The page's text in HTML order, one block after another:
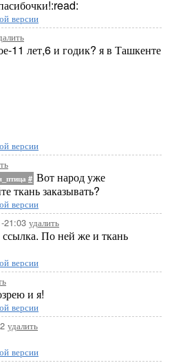
версии
11 лет,6 и годик? я в Ташкенте
версии
# Вот народ уже
ткань заказывать?
версии
21:03 удалить
По ней же и ткань
версии
и я!
версии
удалить
версии